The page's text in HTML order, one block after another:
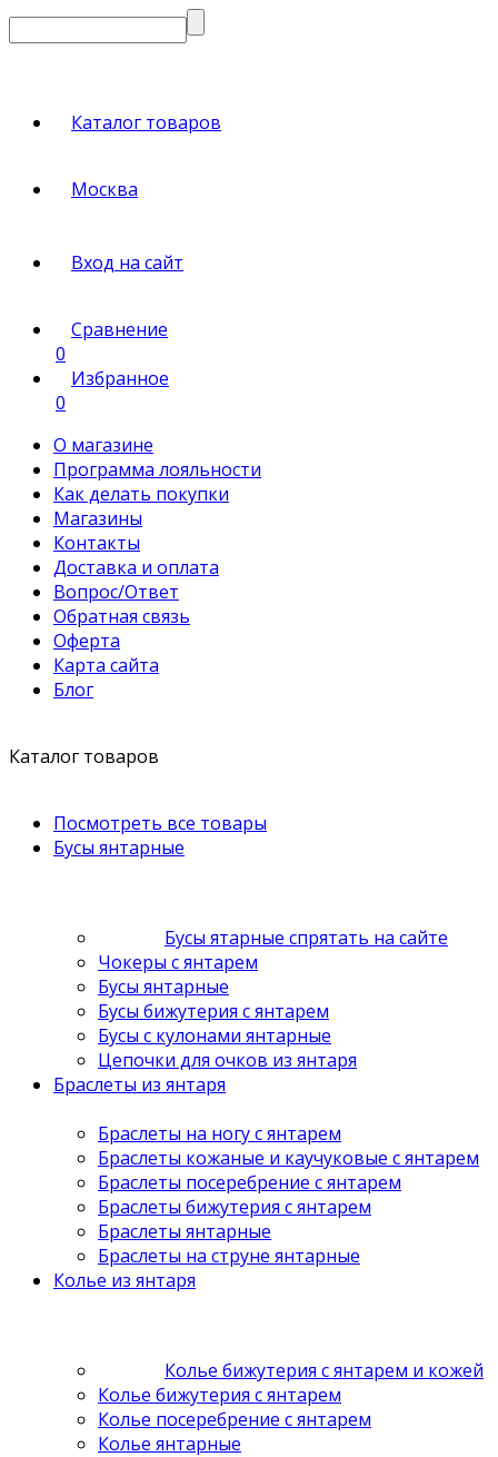
Каталог товаров
Москва
Вход на сайт
Сравнение
0
Избранное
0
О магазине
Программа лояльности
Как делать покупки
Магазины
Контакты
Доставка и оплата
Вопрос/Ответ
Обратная связь
Оферта
Карта сайта
Блог
Каталог товаров
Посмотреть все товары
Бусы янтарные
Бусы ятарные спрятать на сайте
Чокеры с янтарем
Бусы янтарные
Бусы бижутерия с янтарем
Бусы с кулонами янтарные
Цепочки для очков из янтаря
Браслеты из янтаря
Браслеты на ногу с янтарем
Браслеты кожаные и каучуковые с янтарем
Браслеты посеребрение с янтарем
Браслеты бижутерия с янтарем
Браслеты янтарные
Браслеты на струне янтарные
Колье из янтаря
Колье бижутерия с янтарем и кожей
Колье бижутерия с янтарем
Колье посеребрение с янтарем
Колье янтарные